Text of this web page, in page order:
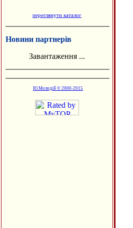
переглянути каталог
Новини партнерів
Завантаження ...
Ю.Молодій © 2000-2015